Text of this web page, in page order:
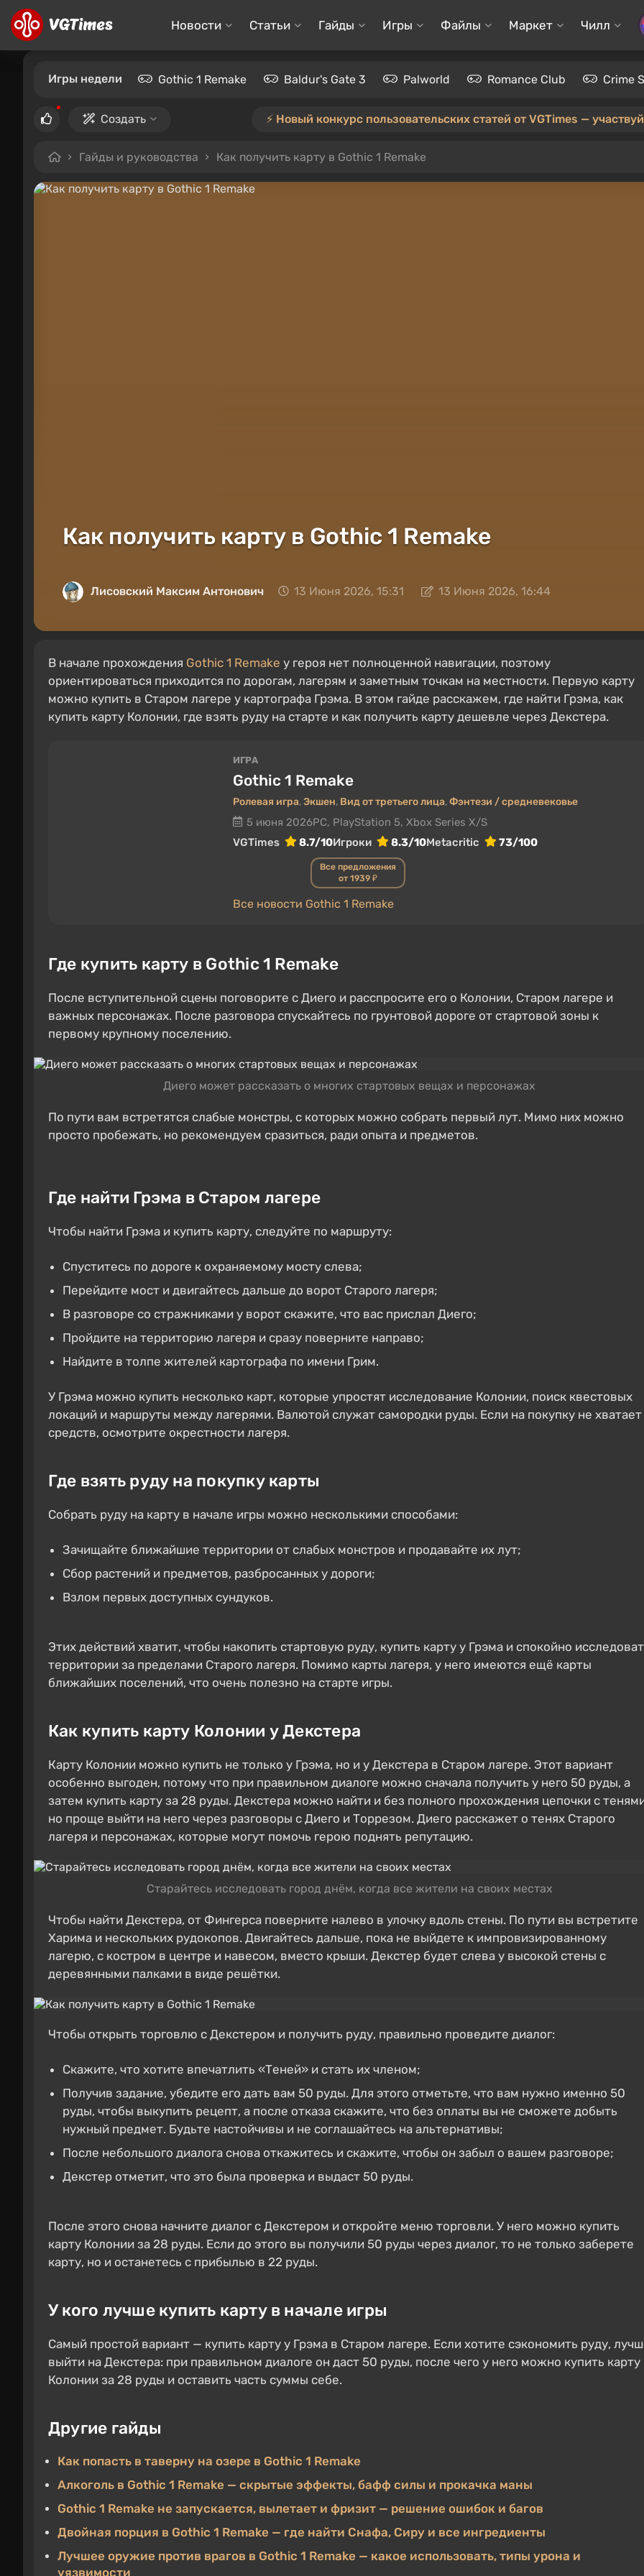
Новости Статьи Гайды Игры Файлы Маркет Чилл
Игры недели Gothic 1 Remake Baldur's Gate 3 Palworld Romance Club Crime
Создать ⚡️ Новый конкурс пользовательских статей от VGTimes —
Гайды и руководства Как получить карту в Gothic 1 Remake
Как получить карту в Gothic 1 Remake
Лисовский Максим Антонович 13 Июня 2026, 15:31 13 Июня 2026, 16:44
В начале прохождения Gothic 1 Remake у героя нет полноценной навигации, поэтому
ориентироваться приходится по дорогам, лагерям и заметным точкам на местности. Первую карту
можно купить в Старом лагере у картографа Грэма. В этом гайде расскажем, где найти Грэма, как
купить карту Колонии, где взять руду на старте и как получить карту дешевле через Декстера.
ИГРА
Gothic 1 Remake
Ролевая игра,Экшен, Вид от третьего лица,Фэнтези / средневековье
5 июня 2026PC, PlayStation 5, Xbox Series X/S
VGTimes
8.7/10Игроки 8.3/10Metacritic 73/100
Все новости Gothic 1 Remake
Все предложения
от 1939 ₽
Где купить карту в Gothic 1 Remake
После вступительной сцены поговорите с Диего и расспросите его о Колонии, Старом лагере и
важных персонажах. После разговора спускайтесь по грунтовой дороге от стартовой зоны к
первому крупному поселению.
Диего может рассказать о многих стартовых вещах и персонажах
По пути вам встретятся слабые монстры, с которых можно собрать первый лут. Мимо них можно
просто пробежать, но рекомендуем сразиться, ради опыта и предметов.
Где найти Грэма в Старом лагере
Чтобы найти Грэма и купить карту, следуйте по маршруту:
Спуститесь по дороге к охраняемому мосту слева;
Перейдите мост и двигайтесь дальше до ворот Старого лагеря;
В разговоре со стражниками у ворот скажите, что вас прислал Диего;
Пройдите на территорию лагеря и сразу поверните направо;
Найдите в толпе жителей картографа по имени Грим.
У Грэма можно купить несколько карт, которые упростят исследование Колонии, поиск квестовых
локаций и маршруты между лагерями. Валютой служат самородки руды. Если на покупку не хватает
средств, осмотрите окрестности лагеря.
Где взять руду на покупку карты
Собрать руду на карту в начале игры можно несколькими способами:
Зачищайте ближайшие территории от слабых монстров и продавайте их лут;
Сбор растений и предметов, разбросанных у дороги;
Взлом первых доступных сундуков.
Этих действий хватит, чтобы накопить стартовую руду, купить карту у Грэма и спокойно
территории за пределами Старого лагеря. Помимо карты лагеря, у него имеются ещё карты
ближайших поселений, что очень полезно на старте игры.
Как купить карту Колонии у Декстера
Карту Колонии можно купить не только у Грэма, но и у Декстера в Старом лагере. Этот вариант
особенно выгоден, потому что при правильном диалоге можно сначала получить у него 50 руды, а
затем купить карту за 28 руды. Декстера можно найти и без полного прохождения цепочки с
но проще выйти на него через разговоры с Диего и Торрезом. Диего расскажет о тенях Старого
лагеря и персонажах, которые могут помочь герою поднять репутацию.
Старайтесь исследовать город днём, когда все жители на своих местах
Чтобы найти Декстера, от Фингерса поверните налево в улочку вдоль стены. По пути вы встретите
Харима и нескольких рудокопов. Двигайтесь дальше, пока не выйдете к импровизированному
лагерю, с костром в центре и навесом, вместо крыши. Декстер будет слева у высокой стены с
деревянными палками в виде решётки.
Чтобы открыть торговлю с Декстером и получить руду, правильно проведите диалог:
Скажите, что хотите впечатлить «Теней» и стать их членом;
Получив задание, убедите его дать вам 50 руды. Для этого отметьте, что вам нужно именно 50
руды, чтобы выкупить рецепт, а после отказа скажите, что без оплаты вы не сможете добыть
нужный предмет. Будьте настойчивы и не соглашайтесь на альтернативы;
После небольшого диалога снова откажитесь и скажите, чтобы он забыл о вашем разговоре;
Декстер отметит, что это была проверка и выдаст 50 руды.
После этого снова начните диалог с Декстером и откройте меню торговли. У него можно купить
карту Колонии за 28 руды. Если до этого вы получили 50 руды через диалог, то не только заберете
карту, но и останетесь с прибылью в 22 руды.
У кого лучше купить карту в начале игры
Самый простой вариант — купить карту у Грэма в Старом лагере. Если хотите сэкономить руду,
выйти на Декстера: при правильном диалоге он даст 50 руды, после чего у него можно купить карту
Колонии за 28 руды и оставить часть суммы себе.
Другие гайды
Как попасть в таверну на озере в Gothic 1 Remake
Алкоголь в Gothic 1 Remake — скрытые эффекты, бафф силы и прокачка маны
Gothic 1 Remake не запускается, вылетает и фризит — решение ошибок и багов
Двойная порция в Gothic 1 Remake — где найти Снафа, Сиру и все ингредиенты
Лучшее оружие против врагов в Gothic 1 Remake — какое использовать, типы урона и
уязвимости